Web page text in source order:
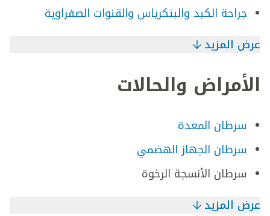
جراحة الكبد والبنكرياس والقنوات الصفراوية
عرض المزيد
الأمراض والحالات
سرطان المعدة
سرطان الجهاز الهضمي
سرطان الأنسجة الرخوة
عرض المزيد